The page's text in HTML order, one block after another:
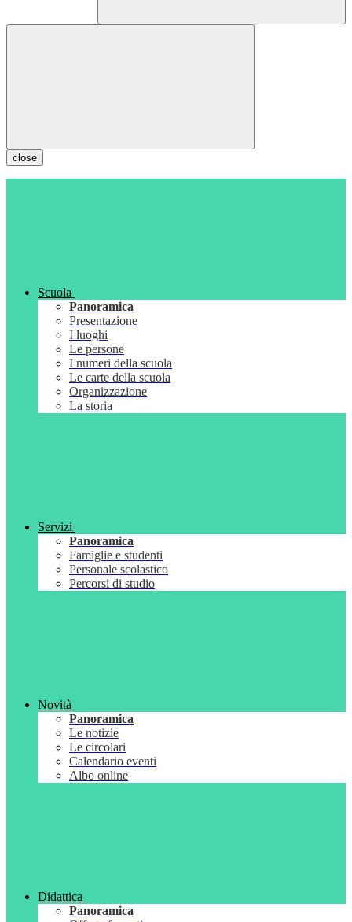
close
Scuola
Panoramica
Presentazione
I luoghi
Le persone
I numeri della scuola
Le carte della scuola
Organizzazione
La storia
Servizi
Panoramica
Famiglie e studenti
Personale scolastico
Percorsi di studio
Novità
Panoramica
Le notizie
Le circolari
Calendario eventi
Albo online
Didattica
Panoramica